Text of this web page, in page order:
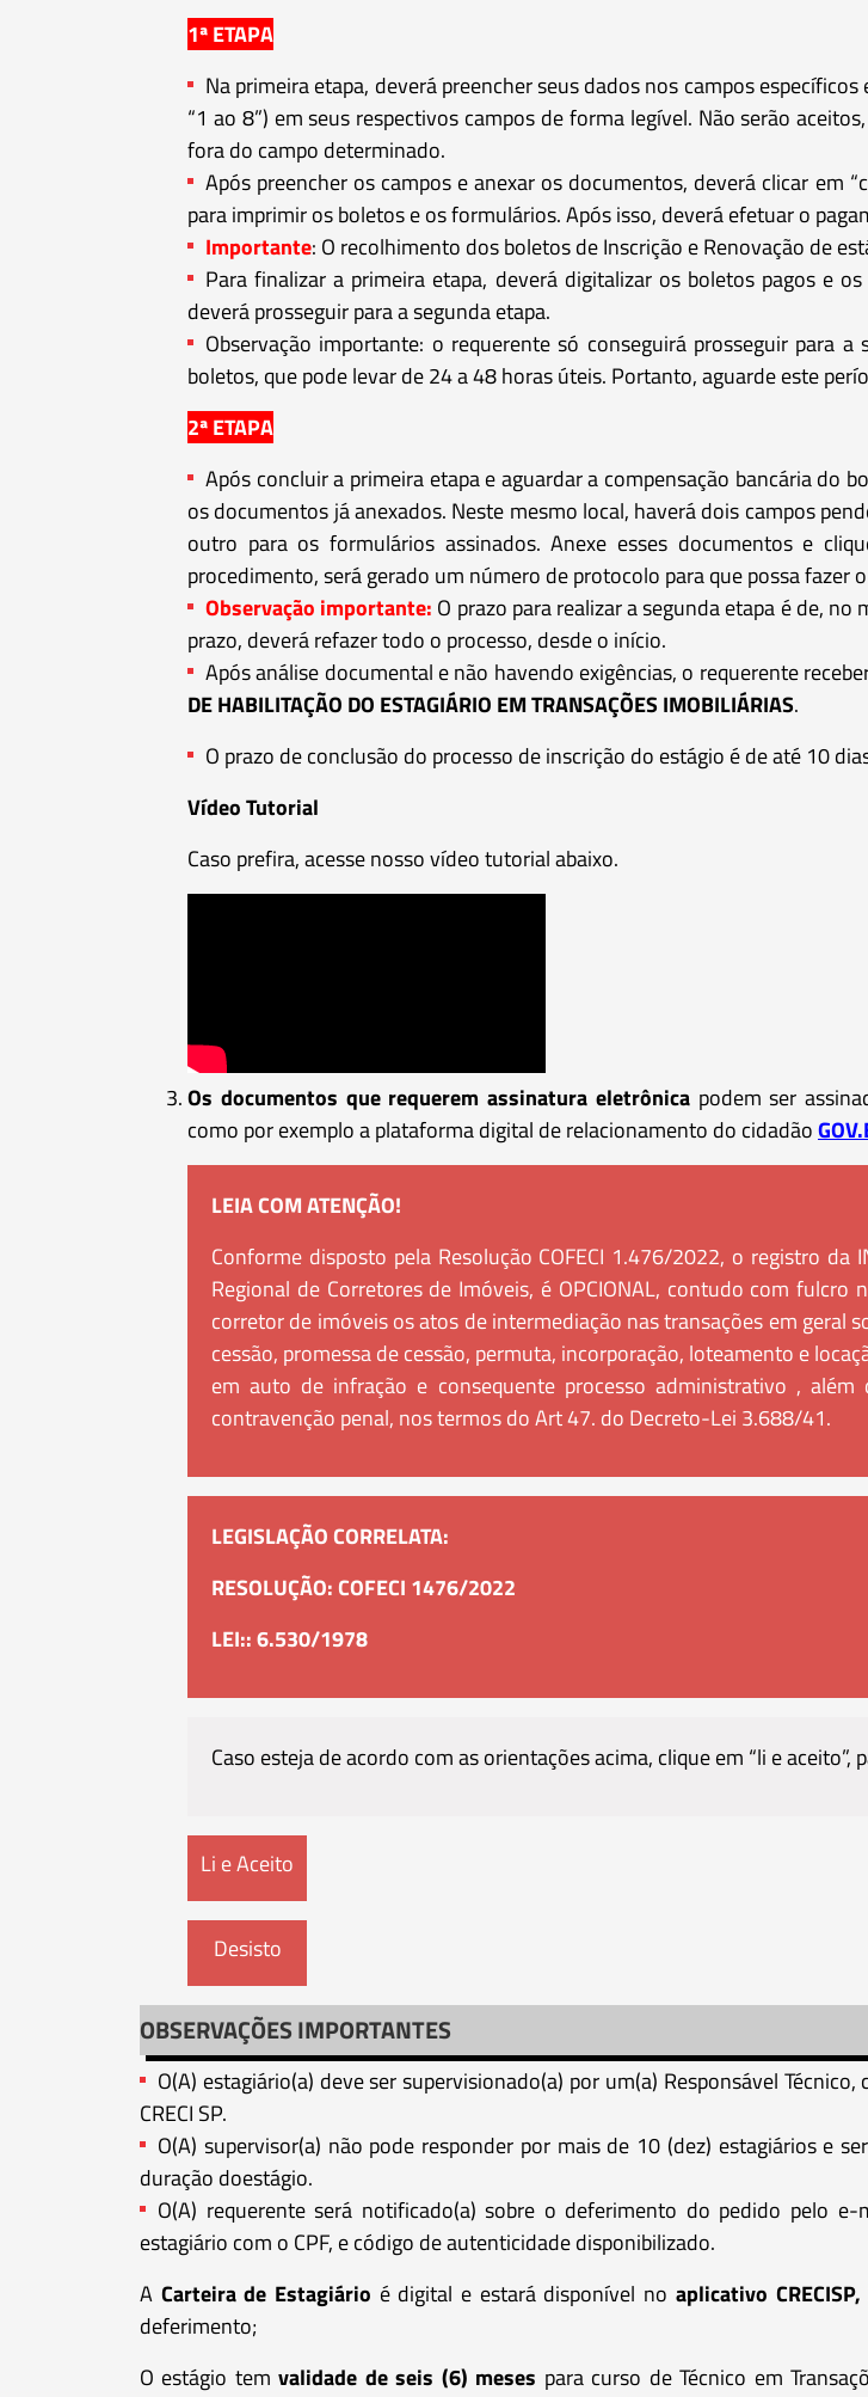
1ª ETAPA
Na primeira etapa, deverá preencher seus dados nos campos
“1 ao 8”) em seus respectivos campos de forma legível. Não serão
fora do campo determinado.
Após preencher os campos e anexar os documentos, deverá clicar em
para imprimir os boletos e os formulários. Após isso, deverá efetuar o
Importante: O recolhimento dos boletos de Inscrição e Renovação de
Para finalizar a primeira etapa, deverá digitalizar os boletos pagos e
deverá prosseguir para a segunda etapa.
Observação importante: o requerente só conseguirá prosseguir para
boletos, que pode levar de 24 a 48 horas úteis. Portanto, aguarde este
2ª ETAPA
Após concluir a primeira etapa e aguardar a compensação bancária do
os documentos já anexados. Neste mesmo local, haverá dois campos
outro para os formulários assinados. Anexe esses documentos e
procedimento, será gerado um número de protocolo para que possa fazer
Observação importante: O prazo para realizar a segunda etapa é de,
prazo, deverá refazer todo o processo, desde o início.
Após análise documental e não havendo exigências, o requerente
DE HABILITAÇÃO DO ESTAGIÁRIO EM TRANSAÇÕES IMOBILIÁRIAS.
O prazo de conclusão do processo de inscrição do estágio é de até 10
Vídeo Tutorial
Caso prefira, acesse nosso vídeo tutorial abaixo.
Os documentos que requerem assinatura eletrônicapodem ser
como por exemplo a plataforma digital de relacionamento do cidadão
LEIA COM ATENÇÃO!
Conforme disposto pela Resolução COFECI 1.476/2022, o registro da
Regional de Corretores de Imóveis, é OPCIONAL, contudo com
corretor de imóveis os atos de intermediação nas transações em geral
cessão, promessa de cessão, permuta, incorporação, loteamento e
em auto de infração e consequente processo administrativo ,
contravenção penal, nos termos do Art 47. do Decreto-Lei 3.688/41.
LEGISLAÇÃO CORRELATA:
RESOLUÇÃO: COFECI 1476/2022
LEI:: 6.530/1978
Caso esteja de acordo com as orientações acima, clique em “li e aceito”,
Li e Aceito
Desisto
OBSERVAÇÕES IMPORTANTES
O(A) estagiário(a) deve ser supervisionado(a) por um(a) Responsável
CRECI SP.
O(A) supervisor(a) não pode responder por mais de 10 (dez) estagiários e
duração doestágio.
O(A) requerente será notificado(a) sobre o deferimento do pedido pelo
estagiário com o CPF, e código de autenticidade disponibilizado.
A Carteira de Estagiário é digital e estará disponível no aplicativo
deferimento;
O estágio temvalidade de seis (6) meses para curso de Técnico em